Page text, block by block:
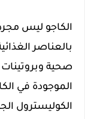
الكاجو ليس
بالعناصر
صحية وبروتينات
الموجودة في
الكوليسترول